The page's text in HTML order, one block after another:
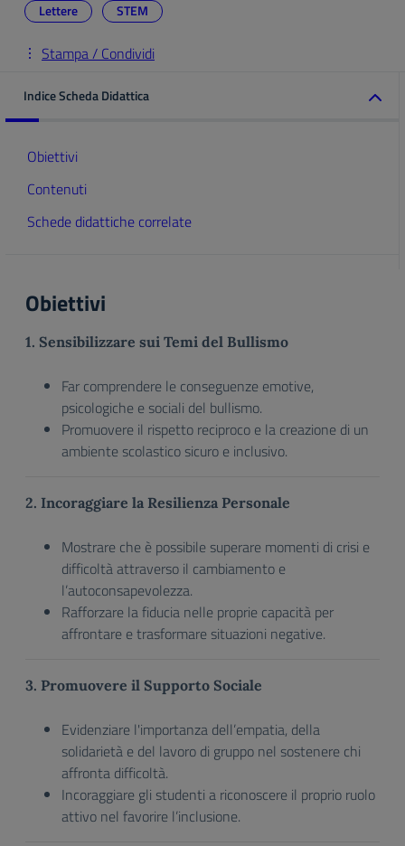
Lettere STEM
Stampa / Condividi
Indice Scheda Didattica
Obiettivi
Contenuti
Schede didattiche correlate
Obiettivi
1. Sensibilizzare sui Temi del Bullismo
Far comprendere le conseguenze emotive,
psicologiche e sociali del bullismo.
Promuovere il rispetto reciproco e la creazione di un
ambiente scolastico sicuro e inclusivo.
2. Incoraggiare la Resilienza Personale
Mostrare che è possibile superare momenti di crisi e
difficoltà attraverso il cambiamento e
l’autoconsapevolezza.
Rafforzare la fiducia nelle proprie capacità per
affrontare e trasformare situazioni negative.
3. Promuovere il Supporto Sociale
Evidenziare l'importanza dell’empatia, della
solidarietà e del lavoro di gruppo nel sostenere chi
affronta difficoltà.
Incoraggiare gli studenti a riconoscere il proprio ruolo
attivo nel favorire l’inclusione.